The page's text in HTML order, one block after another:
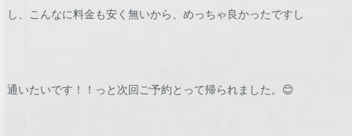
し、こんなに料金も安く無いから、めっちゃ良かったですし
通いたいです！！っと次回ご予約とって帰られました。😊